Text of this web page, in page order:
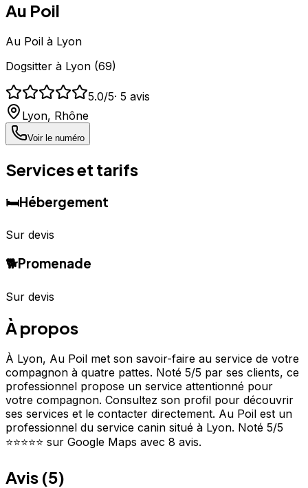
Au Poil
Au Poil à Lyon
Dogsitter à Lyon (69)
5.0/5· 5 avis
Lyon, Rhône
Voir le numéro
Services et tarifs
🛏️Hébergement
Sur devis
🐕Promenade
Sur devis
À propos
À Lyon, Au Poil met son savoir-faire au service de votre
compagnon à quatre pattes. Noté 5/5 par ses clients, ce
professionnel propose un service attentionné pour
votre compagnon. Consultez son profil pour découvrir
ses services et le contacter directement. Au Poil est un
professionnel du service canin situé à Lyon. Noté 5/5
⭐⭐⭐⭐⭐ sur Google Maps avec 8 avis.
Avis (5)